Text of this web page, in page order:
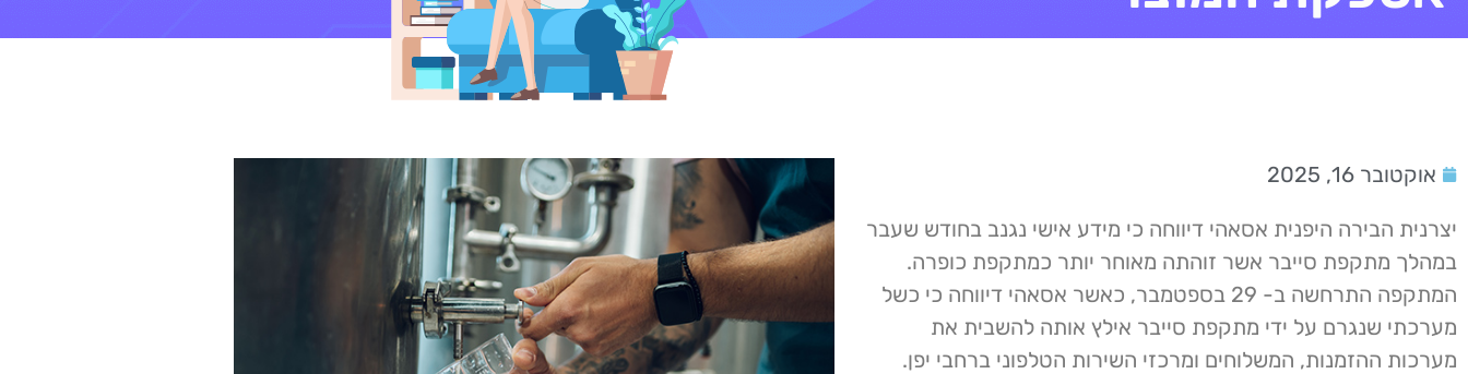
אוקטובר 16, 2025
יצרנית הבירה היפנית אסאהי דיווחה כי מידע אישי נגנב בחודש שעבר
במהלך מתקפת סייבר אשר זוהתה מאוחר יותר כמתקפת כופרה.
המתקפה התרחשה ב- 29 בספטמבר, כאשר אסאהי דיווחה כי כשל
מערכתי שנגרם על ידי מתקפת סייבר אילץ אותה להשבית את
מערכות ההזמנות, המשלוחים ומרכזי השירות הטלפוני ברחבי יפן.